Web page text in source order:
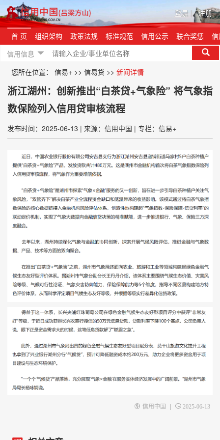
登录 | 注册
首 页 组织架构 政策法规 标准规范 信用公示 联合奖惩
信用信息
您所在位置： 信易+ >> 信易贷 >> 新闻详情
浙江湖州：创新推出“白茶贷+气象险” 将气象指
数保险列入信用贷审核流程
发布时间：2025-06-13 | 来源：信用中国 | 专栏：信易+
信用中国 | 2025-06-13